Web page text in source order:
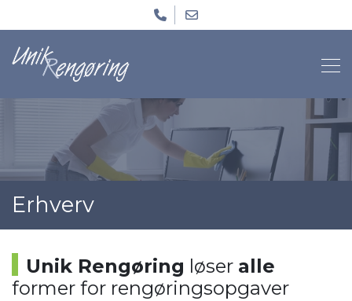
to
main
content
Erhverv
Unik Rengøring løser alle
former for rengøringsopgaver